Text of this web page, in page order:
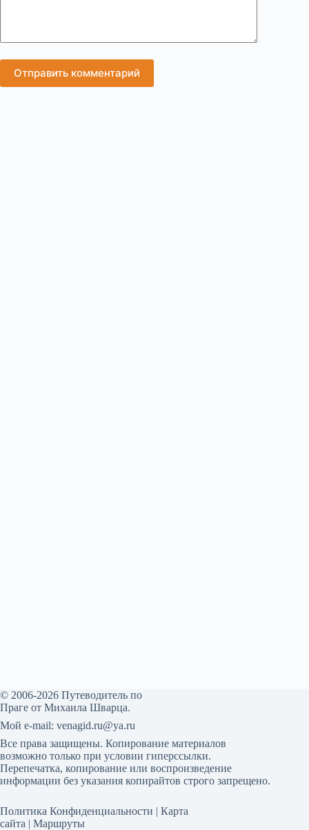
Отправить комментарий
© 2006-2026 Путеводитель по
Праге от Михаила Шварца.
Мой е-mail: venagid.ru@ya.ru
Все права защищены. Копирование материалов
возможно только при условии гиперссылки.
Перепечатка, копирование или воспроизведение
информации без указания копирайтов строго запрещено.
Политика Конфиденциальности | Карта
сайта | Маршруты